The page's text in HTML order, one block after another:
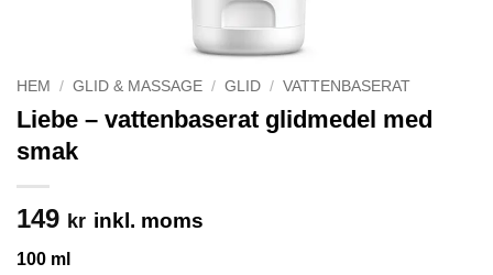
HEM / GLID & MASSAGE / GLID / VATTENBASERAT
Liebe – vattenbaserat glidmedel med
smak
149 kr inkl. moms
100 ml